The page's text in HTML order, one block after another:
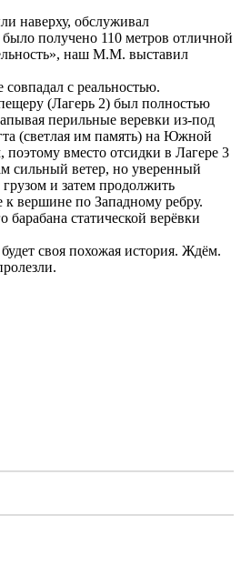
наверху, обслуживал
было получено 110 метров отличной
наш М.М. выставил
с реальностью.
(Лагерь 2) был полностью
перильные веревки из-под
(светлая им память) на Южной
вместо отсидки в Лагере 3
сильный ветер, но уверенный
и затем продолжить
к вершине по Западному ребру.
статической верёвки
своя похожая история. Ждём.